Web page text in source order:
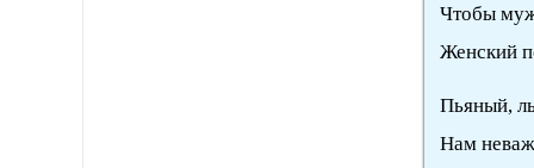
Чтобы
Женский
Пьяный,
Нам